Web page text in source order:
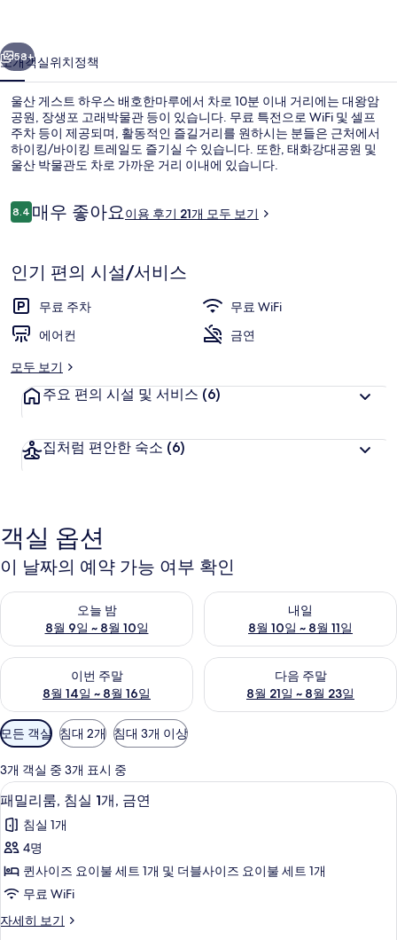
스
배
호
한
마
루
의
진
갤
러
리
58+
소개객실위치정책
울산 게스트 하우스 배호한마루에서 차로 10분 이내 거리에는 대왕암
공원, 장생포 고래박물관 등이 있습니다. 무료 특전으로 WiFi 및 셀프
주차 등이 제공되며, 활동적인 즐길거리를 원하시는 분들은 근처에서
하이킹/바이킹 트레일도 즐기실 수 있습니다. 또한, 태화강대공원 및
울산 박물관도 차로 가까운 거리 이내에 있습니다.
이
용
기
8.410점 만점 중 8.4점.
매우 좋아요이용 후기 21개 모두 보기
인기 편의 시설/서비스
무료 주차
무료 WiFi
에어컨
금연
모두 보기
주요 편의 시설 및 서비스 (6)
집처럼 편안한 숙소 (6)
객실 옵션
이 날짜의 예약 가능 여부 확인
오늘 밤
8월 9일 ~ 8월 10일
오늘 밤 예약 가능 여부 확인, 8월 9일 ~ 8월 10일
내일
8월 10일 ~ 8월 11일
내일 예약 가능 여부 확인, 8월
이번 주말
8월 14일 ~ 8월 16일
이번 주말 예약 가능 여부 확인, 8월 14일 ~ 8월 16일
다음 주말
8월 21일 ~ 8월 23일
다음 주말 예약 가능 여부 확인
객
실
에
사
용
가
능
한
터
모든 객실 침대 2개 침대 3개 이상
3개 객실 중 3개 표시 중
패
밀
리
룸,
침
1
패밀리룸, 침실 1개, 금연 | 1 개의 침실,
10
패밀리룸, 침실 1개, 금연
침실 1개
4명
퀸사이즈 요이불 세트 1개 및 더블사이즈 요이불 세트 1개
무료 WiFi
자세히 보기
패